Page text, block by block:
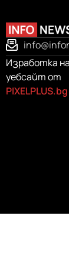
Изработка на
уебсайт от
PIXELPLUS.bg